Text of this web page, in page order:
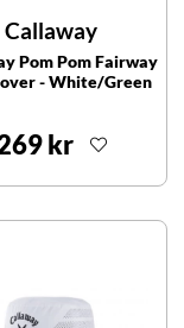
Callaway
Pom Pom Fairway
- White/Green
kr